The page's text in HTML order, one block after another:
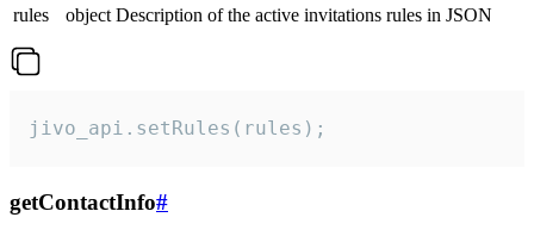
rules
object Description of the active invitations rules in JSON
jivo_api.setRules(rules);
getContactInfo#